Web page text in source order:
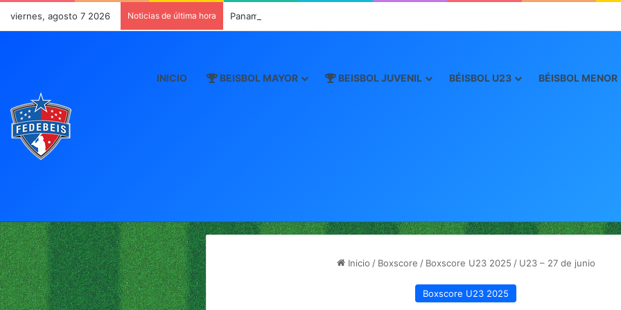
viernes, agosto 7 2026 Noticias de última hora Panamá va por el oro este viernes en JCDC
INICIO BEISBOL MAYOR BEISBOL JUVENIL BÉISBOL U23 BÉISBOL MENOR
Inicio / Boxscore / Boxscore U23 2025 / U23 – 27 de junio
Boxscore U23 2025